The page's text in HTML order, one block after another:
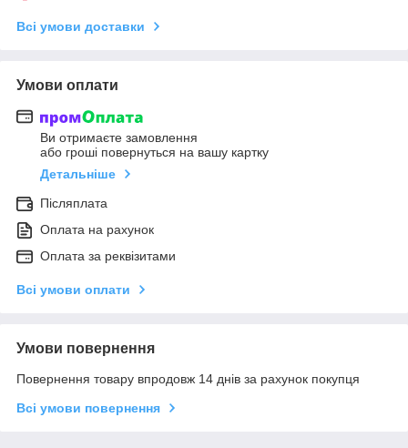
Всі умови доставки
Умови оплати
Ви отримаєте замовлення
або гроші повернуться на вашу картку
Детальніше
Післяплата
Оплата на рахунок
Оплата за реквізитами
Всі умови оплати
Умови повернення
Повернення товару впродовж 14 днів за рахунок покупця
Всі умови повернення